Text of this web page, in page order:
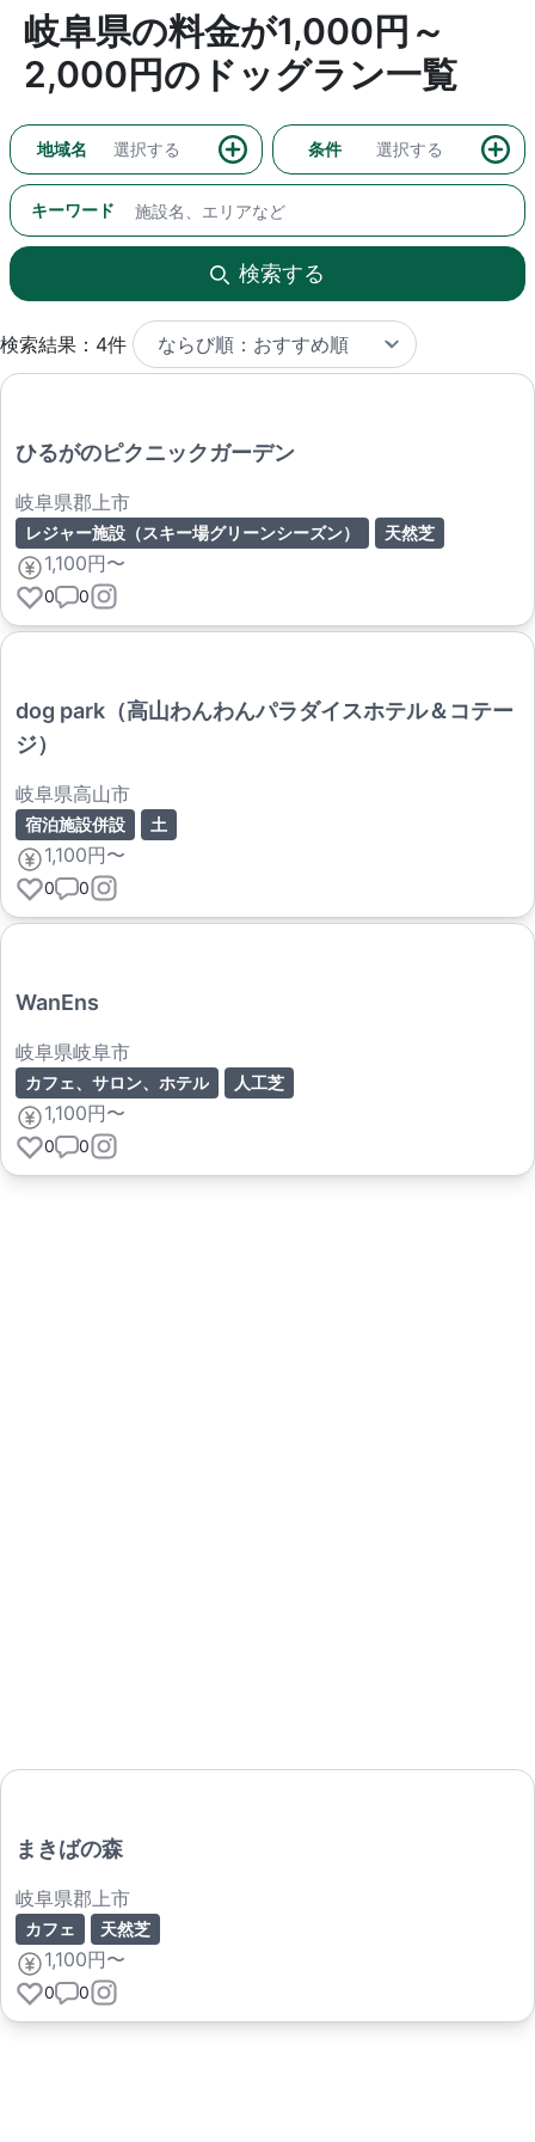
岐阜県の料金が1,000円～
2,000円のドッグラン一覧
地域名 選択する 条件 選択する
キーワード
検索する
検索結果：4件
ひるがのピクニックガーデン
岐阜県郡上市
レジャー施設（スキー場グリーンシーズン） 天然芝
1,100円〜
0 0
dog park（高山わんわんパラダイスホテル＆コテー
ジ）
岐阜県高山市
宿泊施設併設 土
1,100円〜
0 0
WanEns
岐阜県岐阜市
カフェ、サロン、ホテル 人工芝
1,100円〜
0 0
まきばの森
岐阜県郡上市
カフェ 天然芝
1,100円〜
0 0